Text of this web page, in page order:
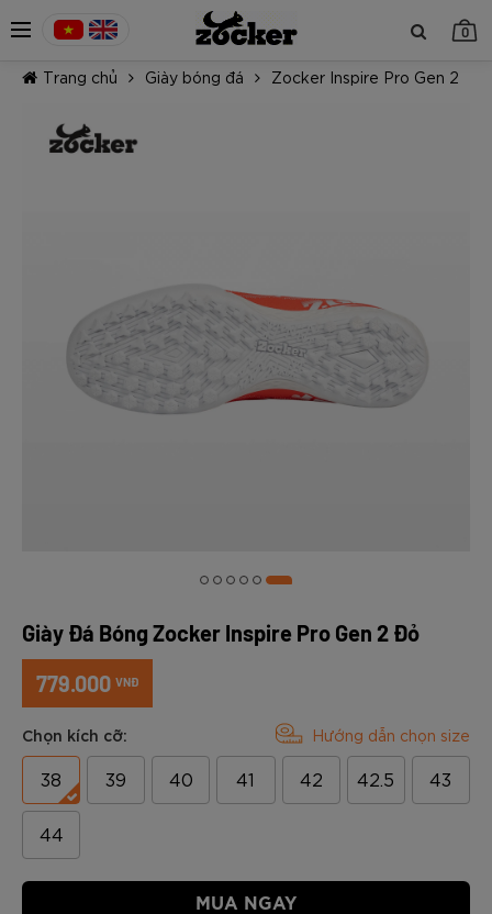
0
Trang chủ Giày bóng đá Zocker Inspire Pro Gen 2
Giày Đá Bóng Zocker Inspire Pro Gen 2 Đỏ
779.000 VNĐ
Chọn kích cỡ: Hướng dẫn chọn size
38 39 40 41 42 42.5 43
44
MUA NGAY